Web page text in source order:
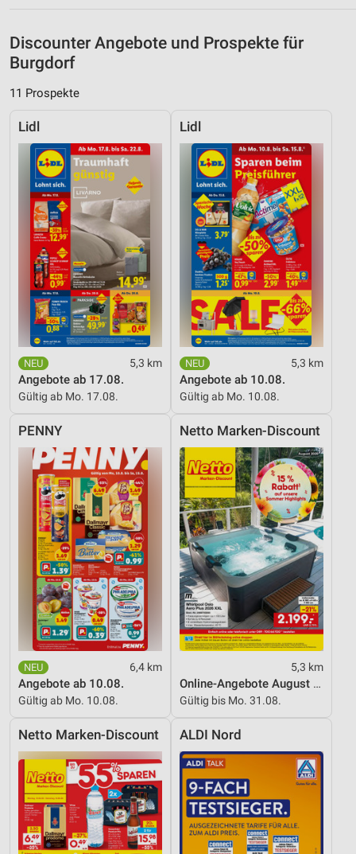
Discounter Angebote und Prospekte für
Burgdorf
11 Prospekte
Lidl
5,3 km
Angebote ab 17.08.
Gültig ab Mo. 17.08.
Lidl
5,3 km
Angebote ab 10.08.
Gültig ab Mo. 10.08.
PENNY
6,4 km
Angebote ab 10.08.
Gültig ab Mo. 10.08.
Netto Marken-Discount
5,3 km
Online-Angebote August 2026
Gültig bis Mo. 31.08.
Netto Marken-Discount ALDI Nord
Wir nutzen Ihre Daten für folgende Zwecke:
IAB-Verarbeitungszwecke:
auf einem Endgerät
Verwendung reduzierter Daten zur Auswahl von
Erstellung von Profilen für personalisierte
Werbung
Verwendung von Profilen zur Auswahl
personalisierter Werbung
Erstellung von Profilen zur Personalisierung
von Inhalten
Verwendung von Profilen zur Auswahl
personalisierter Inhalte
Messung der Werbeleistung
Messung der Performance von Inhalten
Kombinationen von Daten aus verschiedenen
Quellen
Entwicklung und Verbesserung der Angebote
Verwendung reduzierter Daten zur Auswahl von
Inhalten
IAB-Besonderheiten:
Verwendung genauer Standortdaten
Geräte anhand von aktiv angeforderten
Informationen identifizieren
Nicht-IAB-Verarbeitungszwecke:
Notwendig
Performance
Funktional
Werbung